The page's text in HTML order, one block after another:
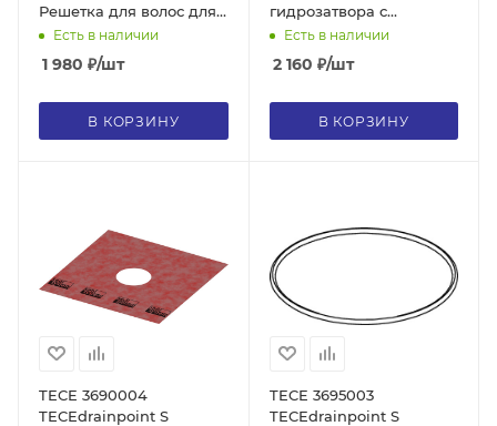
Решетка для волос для
трапа
Есть в наличии
1 980 ₽/шт
В КОРЗИНУ
гидрозатвора с
мембраной для трапа
DN 50, низкого
Есть в наличии
2 160 ₽/шт
В КОРЗИНУ
TECE 3690004
TECEdrainpoint S
TECE 3695003
TECEdrainpoint S